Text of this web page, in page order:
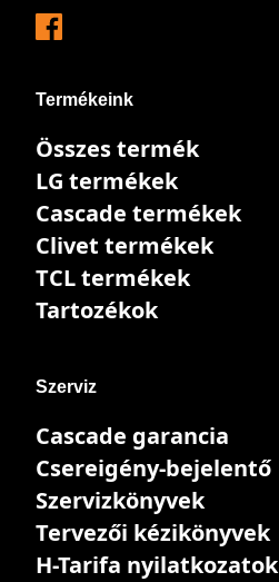
Termékeink
Összes termék
LG termékek
Cascade termékek
Clivet termékek
TCL termékek
Tartozékok
Szerviz
Cascade garancia
Csereigény-bejelentő
Szervizkönyvek
Tervezői kézikönyvek
H-Tarifa nyilatkozatok